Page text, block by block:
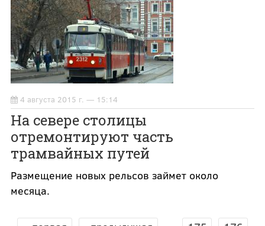
4 августа 2015 г. — 15:14
На севере столицы
отремонтируют часть
трамвайных путей
Размещение новых рельсов займет около
месяца.